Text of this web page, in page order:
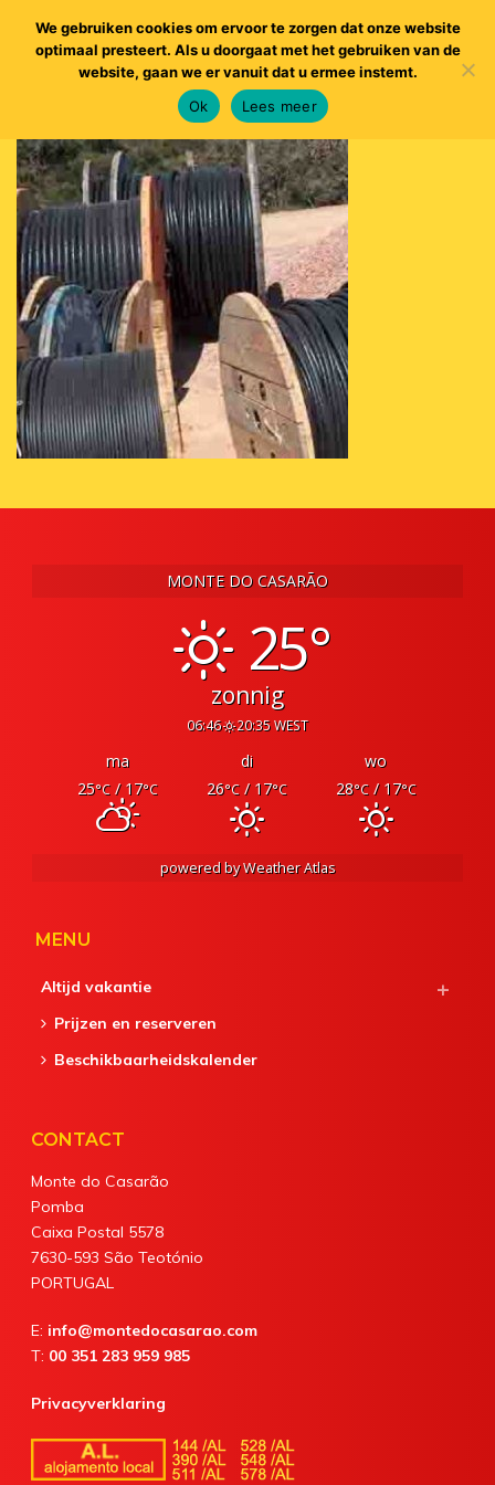
MONTE DO CASARÃO
25°
zonnig
06:46 20:35 WEST
ma di
wo
25°C/ 17°C 26°C/ 17°C 28°C/ 17°C
powered byWeather Atlas
MENU
Altijd vakantie
Prijzen en reserveren
Beschikbaarheidskalender
CONTACT
Monte do Casarão
Pomba
Caixa Postal 5578
7630-593 São Teotónio
PORTUGAL
E: info@montedocasarao.com
T: 00 351 283 959 985
Privacyverklaring
We gebruiken cookies om ervoor te zorgen dat onze website
optimaal presteert. Als u doorgaat met het gebruiken van de
website, gaan we er vanuit dat u ermee instemt.
Ok
Lees meer